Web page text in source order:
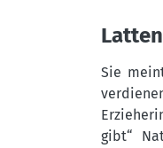
Sie
gibt“